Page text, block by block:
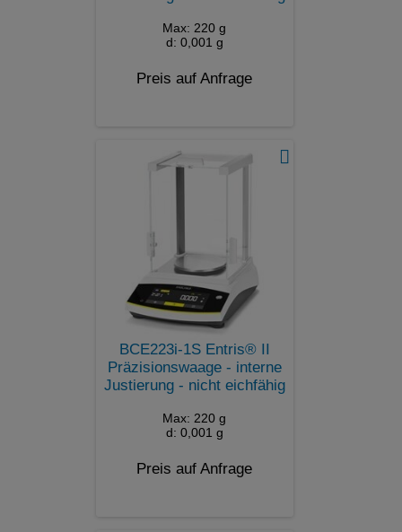
Max: 220 g
d: 0,001 g
Preis auf Anfrage
BCE223i-1S Entris® II
Präzisionswaage - interne
Justierung - nicht eichfähig
Max: 220 g
d: 0,001 g
Preis auf Anfrage